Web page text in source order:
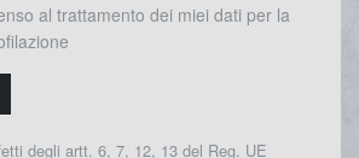
al trattamento dei miei dati per la
degli artt. 6, 7, 12, 13 del Reg. UE